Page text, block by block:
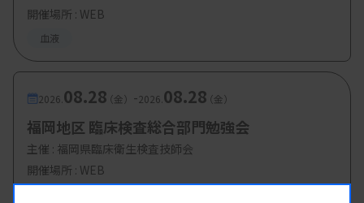
開催場所 : WEB
血液
2026. 08.28（金） -2026. 08.28（金）
福岡地区 臨床検査総合部門勉強会
主催 : 福岡県臨床衛生検査技師会
開催場所 : WEB